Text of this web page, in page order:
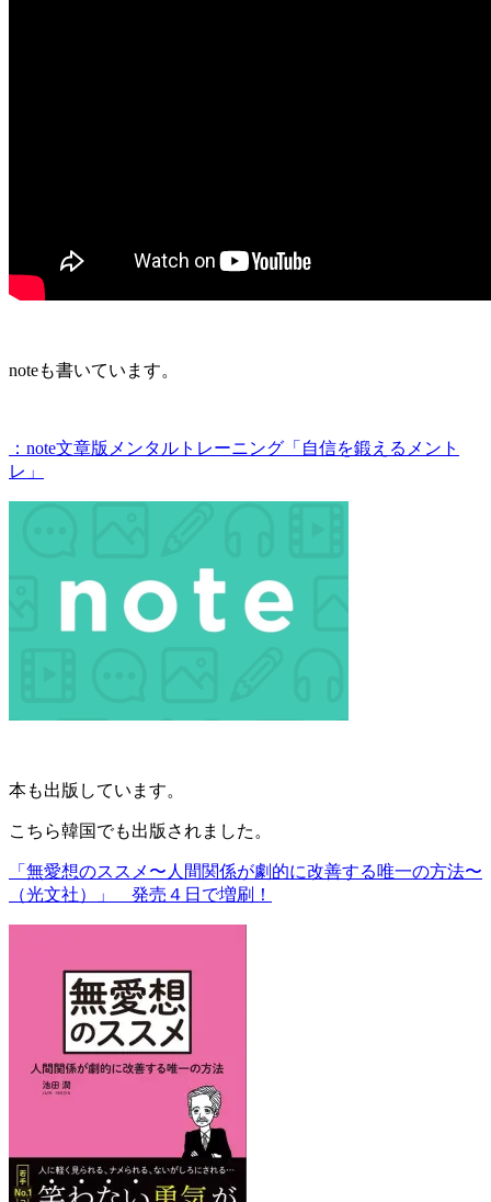
noteも書いています。
：note文章版メンタルトレーニング「自信を鍛えるメント
レ」
本も出版しています。
こちら韓国でも出版されました。
「無愛想のススメ〜人間関係が劇的に改善する唯一の方法〜
（光文社）」 発売４日で増刷！